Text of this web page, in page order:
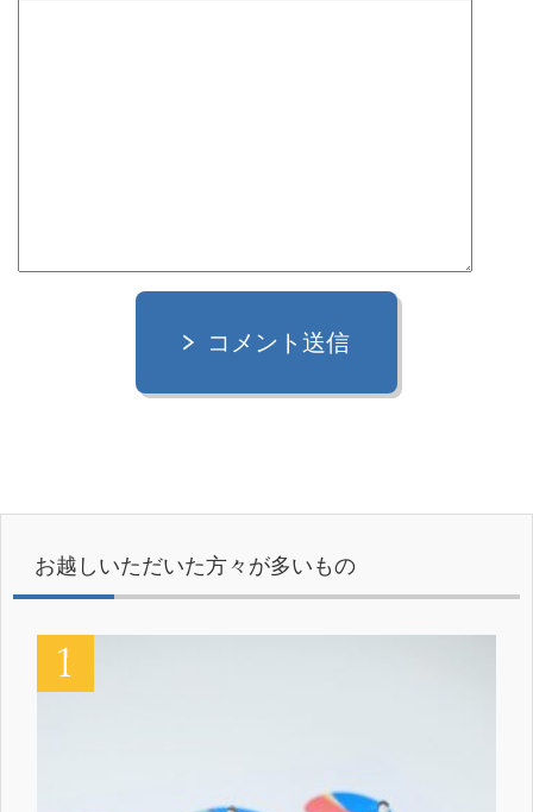
コメント送信
お越しいただいた方々が多いもの